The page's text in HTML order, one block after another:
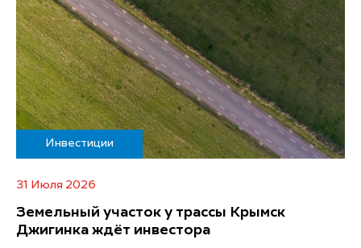
Инвестиции
31 Июля 2026
Земельный участок у трассы Крымск
Джигинка ждёт инвестора